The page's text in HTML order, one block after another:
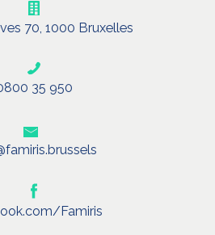
70, 1000 Bruxelles
35 950
Famiris